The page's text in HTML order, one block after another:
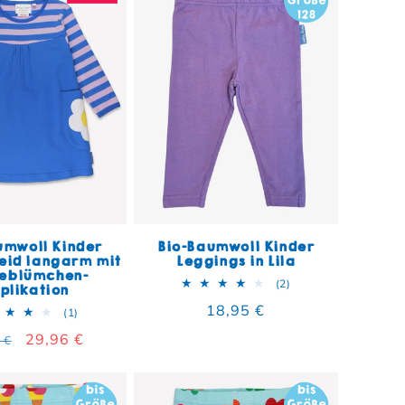
Kinder
langarm mit
(1) 1 Bewertungen insgesamt
Preis
€ Verkaufspreis
29,96 €
Bio-Baumwoll Kinder
Leggings in Lila
(2)
Normaler Preis
18,95 €